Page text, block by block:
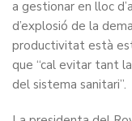
a gestionar en lloc
d’explosió de la
productivitat està
que “cal evitar tant
del sistema sanitari”.